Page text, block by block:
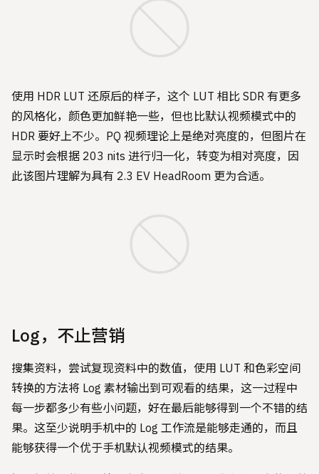
使用 HDR LUT 还原后的样子，这个 LUT 相比 SDR 有更多
的风格化，颜色更加鲜艳一些，但也比默认视频模式中的
HDR 要好上不少。PQ 视频理论上是绝对亮度的，但图片在
显示时会根据 203 nits 进行归一化，转变为相对亮度，因
此该图片理解为具有 2.3 EV HeadRoom 更为合适。
Log，不止营销
搜集资料，尝试复现资料中的数值，使用 LUT 和色彩空间
转换的方法将 Log 素材输出到可观看的结果，这一过程中
每一步都多少有些小问题，好在最后能够得到一个不错的结
果。这至少说明手机中的 Log 工作流是能够走通的，而且
能够获得一个优于手机默认视频模式的结果。